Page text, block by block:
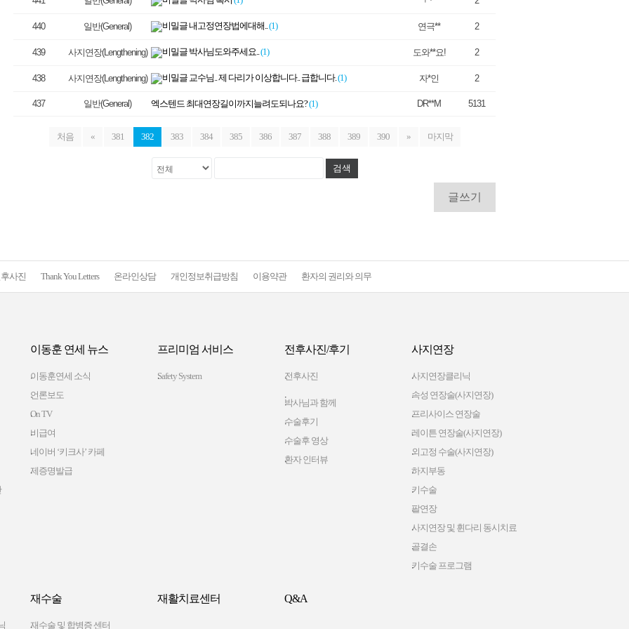
440 일반(General) 내고정연장법에대해..(1) 연극** 2
439 사지연장(Lengthening) 박사님도와주세요..(1) 도와**요! 2
438 사지연장(Lengthening) 교수님.. 제 다리가 이상합니다.. 급합니다.(1) 자*인 2
437 일반(General) 엑스텐드 최대연장길이까지늘려도되나요?(1) DR**M 5131
처음 « 381 382 383 384 385 386 387 388 389 390 » 마지막
검색
글쓰기
사진 Thank You Letters 온라인상담 개인정보취급방침 이용약관 환자의 권리와 의무
이동훈 연세 뉴스
이동훈연세 소식
언론보도
On TV
비급여
네이버 ‘키크사’ 카페
제증명발급
프리미엄 서비스
Safety System
전후사진/후기
전후사진
박사님과 함께
수술후기
수술후 영상
환자 인터뷰
사지연장
사지연장클리닉
속성 연장술(사지연장)
프리사이스 연장술
레이튼 연장술(사지연장)
외고정 수술(사지연장)
하지부동
키수술
팔연장
사지연장 및 휜다리 동시치료
골결손
키수술 프로그램
재수술
재수술 및 합병증 센터
재활치료센터 Q&A